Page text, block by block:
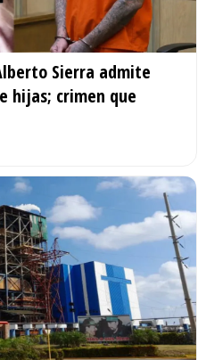
Sierra admite
hijas; crimen que